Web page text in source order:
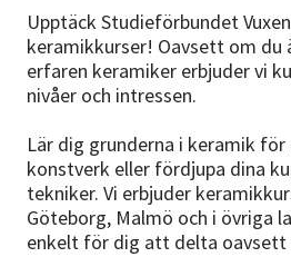
Lyssna
Upptäck Studieförbundet
keramikkurser! Oavsett om du
erfaren keramiker erbjuder vi
nivåer och intressen.
Lär dig grunderna i keramik
konstverk eller fördjupa dina
tekniker. Vi erbjuder
Göteborg, Malmö och i övriga
enkelt för dig att delta oavsett